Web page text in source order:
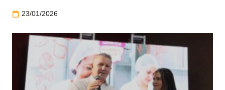
23/01/2026